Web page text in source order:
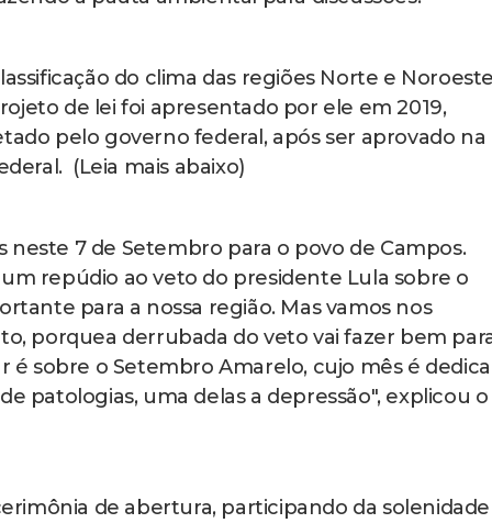
do clima das regiões Norte e
de lei foi apresentado por ele em 2019,
pelo governo federal, após ser aprovado na
(Leia mais abaixo)
neste 7 de Setembro para o povo de Campos.
repúdio ao veto do presidente Lula sobre o
para a nossa região. Mas vamos nos
porquea derrubada do veto vai fazer bem
sobre o Setembro Amarelo, cujo mês é
patologias, uma delas a depressão", explicou o
de abertura, participando da